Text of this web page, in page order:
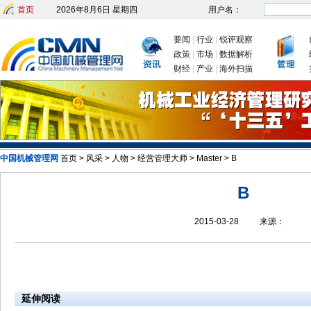
首页 2026年8月6日 星期四 用户名：
要闻 行业
锐评观察
政策
市场
数据解析
财经
产业 海外扫描
中国机械管理网 首页 > 风采 > 人物 > 经营管理大师 > Master > B
发改委：九大举措有序推动企
B
2015-03-28 来源：
延伸阅读